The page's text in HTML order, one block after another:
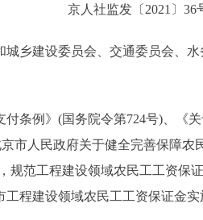
京人社监发〔2021〕36
乡建设委员会、交通委员会、
例》(国务院令第724号)、《关
市人民政府关于健全完善保障
规范工程建设领域农民工工资
程建设领域农民工工资保证金